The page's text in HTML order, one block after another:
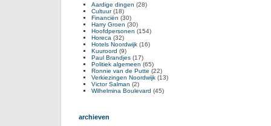
Aardige dingen (28)
Cultuur(18)
Financiën (30)
Harry Groen (30)
Hoofdpersonen (154)
Horeca (32)
Hotels Noordwijk (16)
Kuuroord (9)
Paul Brandjes (17)
Politiek algemeen (65)
Ronnie van de Putte (22)
Verkiezingen Noordwijk (13)
Victor Salman (2)
Wilhelmina Boulevard (45)
archieven